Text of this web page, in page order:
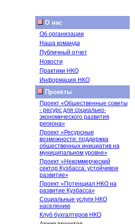
О нас
Об организации
Наша команда
Публичный отчет
Новости
Практики НКО
Информация НКО
Проекты
Проект «Общественные советы
- ресурс для социально-
экономического развития
региона»
Проект «Ресурсные
возможности: поддержка
общественных инициатив на
муниципальном уровне»
Проект «Некоммерческий
сектор Кузбасса: устойчивое
развитие»
Проект «Потенциал НКО на
развитие Кузбасса»
Социальные услуги НКО
населению
Клуб бухгалтеров НКО